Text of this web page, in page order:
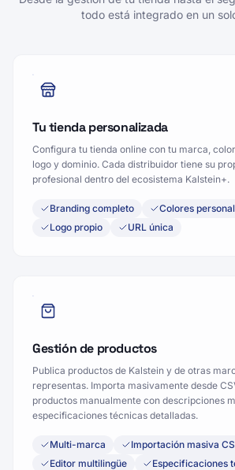
todo está integrado en un
Tu tienda personalizada
Configura tu tienda online con tu marca,
logo y dominio. Cada distribuidor tiene su
profesional dentro del ecosistema Kalstein+.
Branding completo
Colores
Logo propio
URL única
Gestión de productos
Publica productos de Kalstein y de otras
representas. Importa masivamente desde
productos manualmente con descripciones
especificaciones técnicas detalladas.
Multi-marca
Importación masiva
Editor multilingüe
Especificaciones